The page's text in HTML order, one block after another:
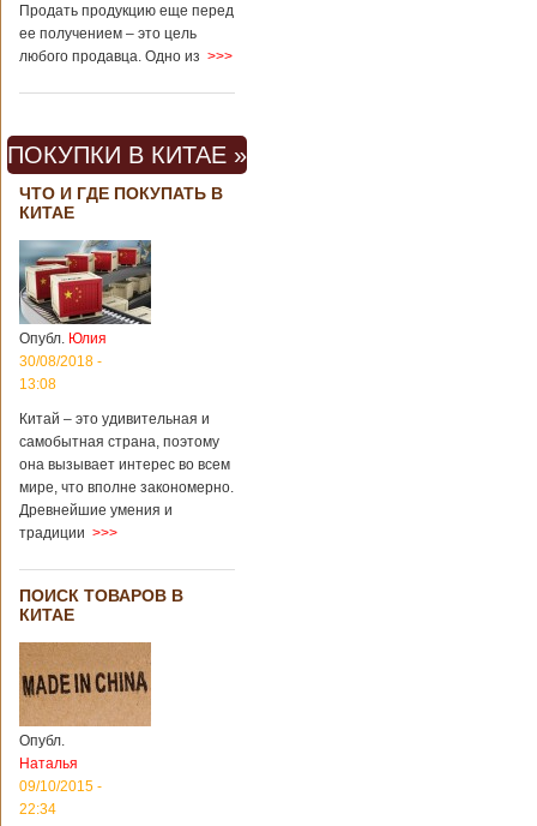
Продать продукцию еще перед
ее получением – это цель
любого продавца. Одно из >>>
ПОКУПКИ В КИТАЕ »
ЧТО И ГДЕ ПОКУПАТЬ В
КИТАЕ
Опубл. Юлия
30/08/2018 -
13:08
Китай – это удивительная и
самобытная страна, поэтому
она вызывает интерес во всем
мире, что вполне закономерно.
Древнейшие умения и
традиции >>>
ПОИСК ТОВАРОВ В
КИТАЕ
Опубл.
Наталья
09/10/2015 -
22:34